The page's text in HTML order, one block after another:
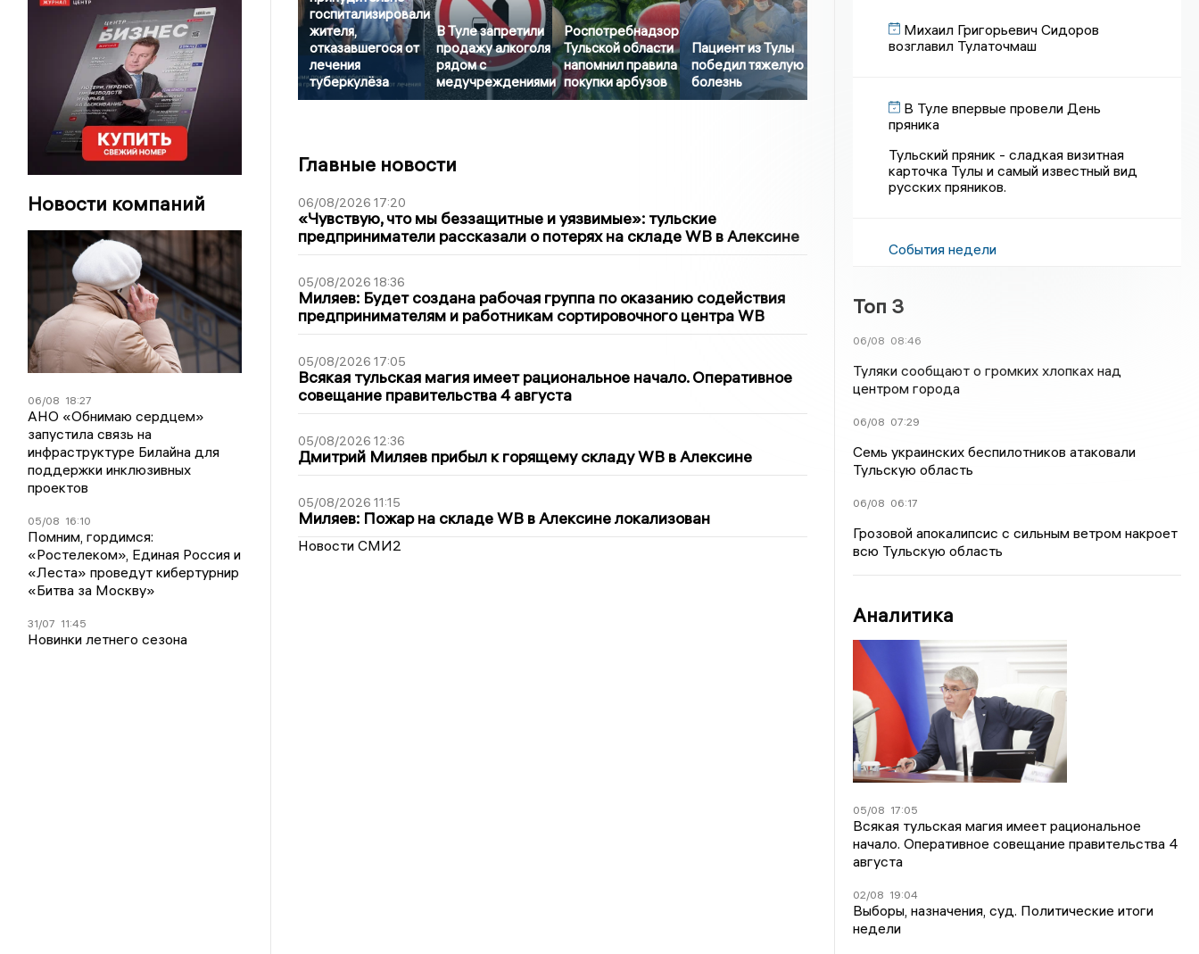
Новости компаний
06/08 18:27
АНО «Обнимаю сердцем»
запустила связь на
инфраструктуре Билайна для
поддержки инклюзивных
проектов
05/08 16:10
Помним, гордимся:
«Ростелеком», Единая Россия и
«Леста» проведут кибертурнир
«Битва за Москву»
31/07 11:45
Новинки летнего сезона
госпитализировали
жителя,
отказавшегося от
лечения
туберкулёза
В Туле запретили
продажу алкоголя
рядом с
медучреждениями
Роспотребнадзор
Тульской области
напомнил правила
покупки арбузов
Пациент из Тулы
победил тяжелую
болезнь
Главные новости
06/08/2026 17:20
«Чувствую, что мы беззащитные и уязвимые»: тульские
предприниматели рассказали о потерях на складе WB в Алексине
05/08/2026 18:36
Миляев: Будет создана рабочая группа по оказанию содействия
предпринимателям и работникам сортировочного центра WB
05/08/2026 17:05
Всякая тульская магия имеет рациональное начало. Оперативное
совещание правительства 4 августа
05/08/2026 12:36
Дмитрий Миляев прибыл к горящему складу WB в Алексине
05/08/2026 11:15
Миляев: Пожар на складе WB в Алексине локализован
Новости СМИ2
Михаил Григорьевич Сидоров
возглавил Тулаточмаш
В Туле впервые провели День
пряника
Тульский пряник - сладкая визитная
карточка Тулы и самый известный вид
русских пряников.
События недели
Топ 3
06/08 08:46
Туляки сообщают о громких хлопках над
центром города
06/08 07:29
Семь украинских беспилотников атаковали
Тульскую область
06/08 06:17
Грозовой апокалипсис с сильным ветром накроет
всю Тульскую область
Аналитика
05/08 17:05
Всякая тульская магия имеет рациональное
начало. Оперативное совещание правительства 4
августа
02/08 19:04
Выборы, назначения, суд. Политические итоги
недели